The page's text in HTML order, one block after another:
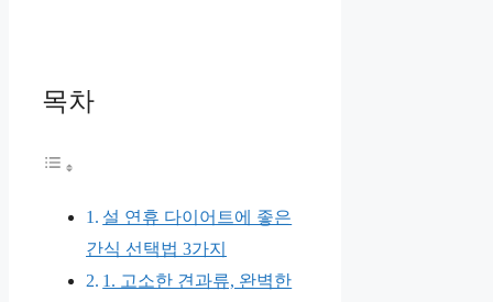
목차
설 연휴 다이어트에 좋은
간식 선택법 3가지
1. 고소한 견과류, 완벽한